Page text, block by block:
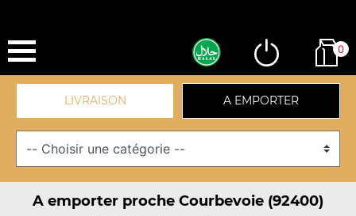
0
LIVRAISON A EMPORTER
A emporter proche Courbevoie (92400)